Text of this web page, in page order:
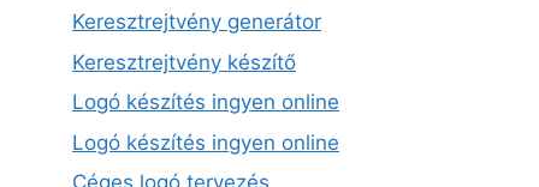
Keresztrejtvény generátor
Keresztrejtvény készítő
Logó készítés ingyen online
Logó készítés ingyen online